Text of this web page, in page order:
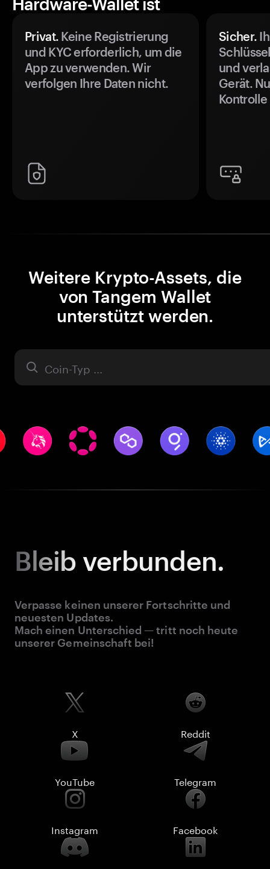
Privat. Keine Registrierung
und KYC erforderlich, um die
App zu verwenden. Wir
verfolgen Ihre Daten nicht.
Sicher.
und
Gerät.
Weitere Krypto-Assets, die
von Tangem Wallet
unterstützt werden.
Asset
Bleib verbunden.
Verpasse keinen unserer Fortschritte und
neuesten Updates.
Mach einen Unterschied — tritt noch heute
unserer Gemeinschaft bei!
X Reddit
YouTube Telegram
Instagram Facebook